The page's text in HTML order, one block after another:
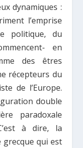
dynamiques :
l’emprise
politique, du
en
des êtres
récepteurs du
de l’Europe.
double
paradoxale
à dire, la
grecque qui est